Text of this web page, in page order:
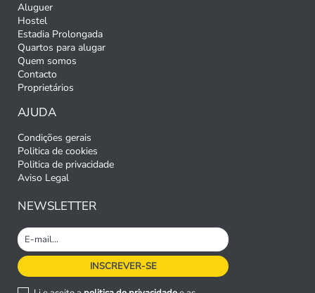
Aluguer
Hostel
Estadia Prolongada
Quartos para alugar
Quem somos
Contacto
Proprietários
AJUDA
Condições gerais
Politica de cookies
Politica de privacidade
Aviso Legal
NEWSLETTER